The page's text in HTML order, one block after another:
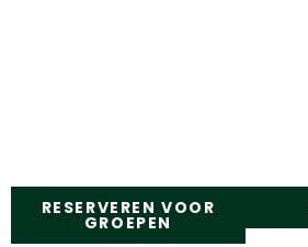
RESERVEREN VOOR
GROEPEN